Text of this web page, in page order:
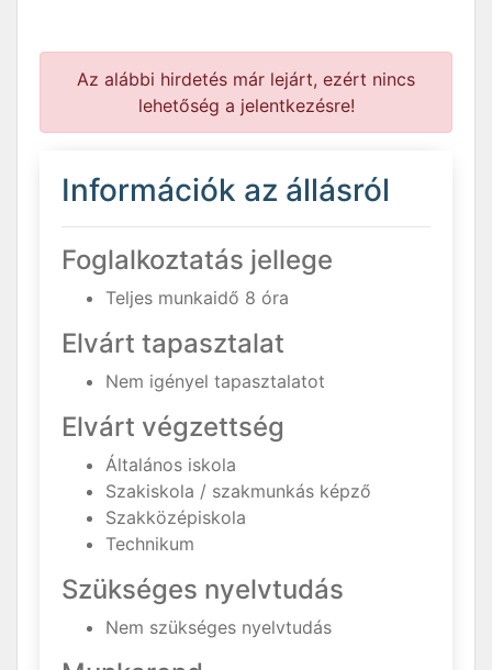
Az alábbi hirdetés már lejárt, ezért nincs
lehetőség a jelentkezésre!
Információk az állásról
Foglalkoztatás jellege
Teljes munkaidő 8 óra
Elvárt tapasztalat
Nem igényel tapasztalatot
Elvárt végzettség
Általános iskola
Szakiskola / szakmunkás képző
Szakközépiskola
Technikum
Szükséges nyelvtudás
Nem szükséges nyelvtudás